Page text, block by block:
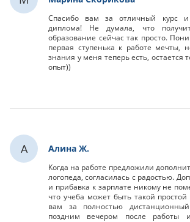
Спасибо вам за отличный курс и
диплома! Не думала, что
образование сейчас так просто.
первая ступенька к работе мечты,
знания у меня теперь есть, остается
опыт))
А Алина Ж.
Когда на работе предложили
логопеда, согласилась с радостью.
и прибавка к зарплате никому не
что учеба может быть такой
вам за полностью
поздним вечером после